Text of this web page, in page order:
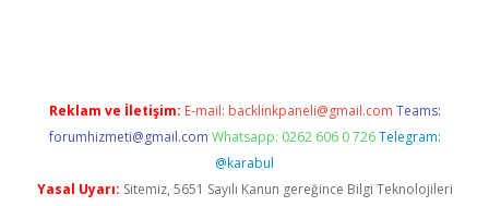
Reklam ve İletişim: E-mail: backlinkpaneli@gmail.com Teams:
forumhizmeti@gmail.com Whatsapp: 0262 606 0 726 Telegram:
@karabul
Yasal Uyarı: Sitemiz, 5651 Sayılı Kanun gereğince Bilgi Teknolojileri